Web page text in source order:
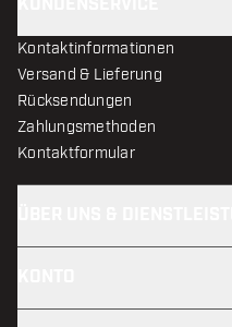
Kontaktinformationen
Versand & Lieferung
Rücksendungen
Zahlungsmethoden
Kontaktformular